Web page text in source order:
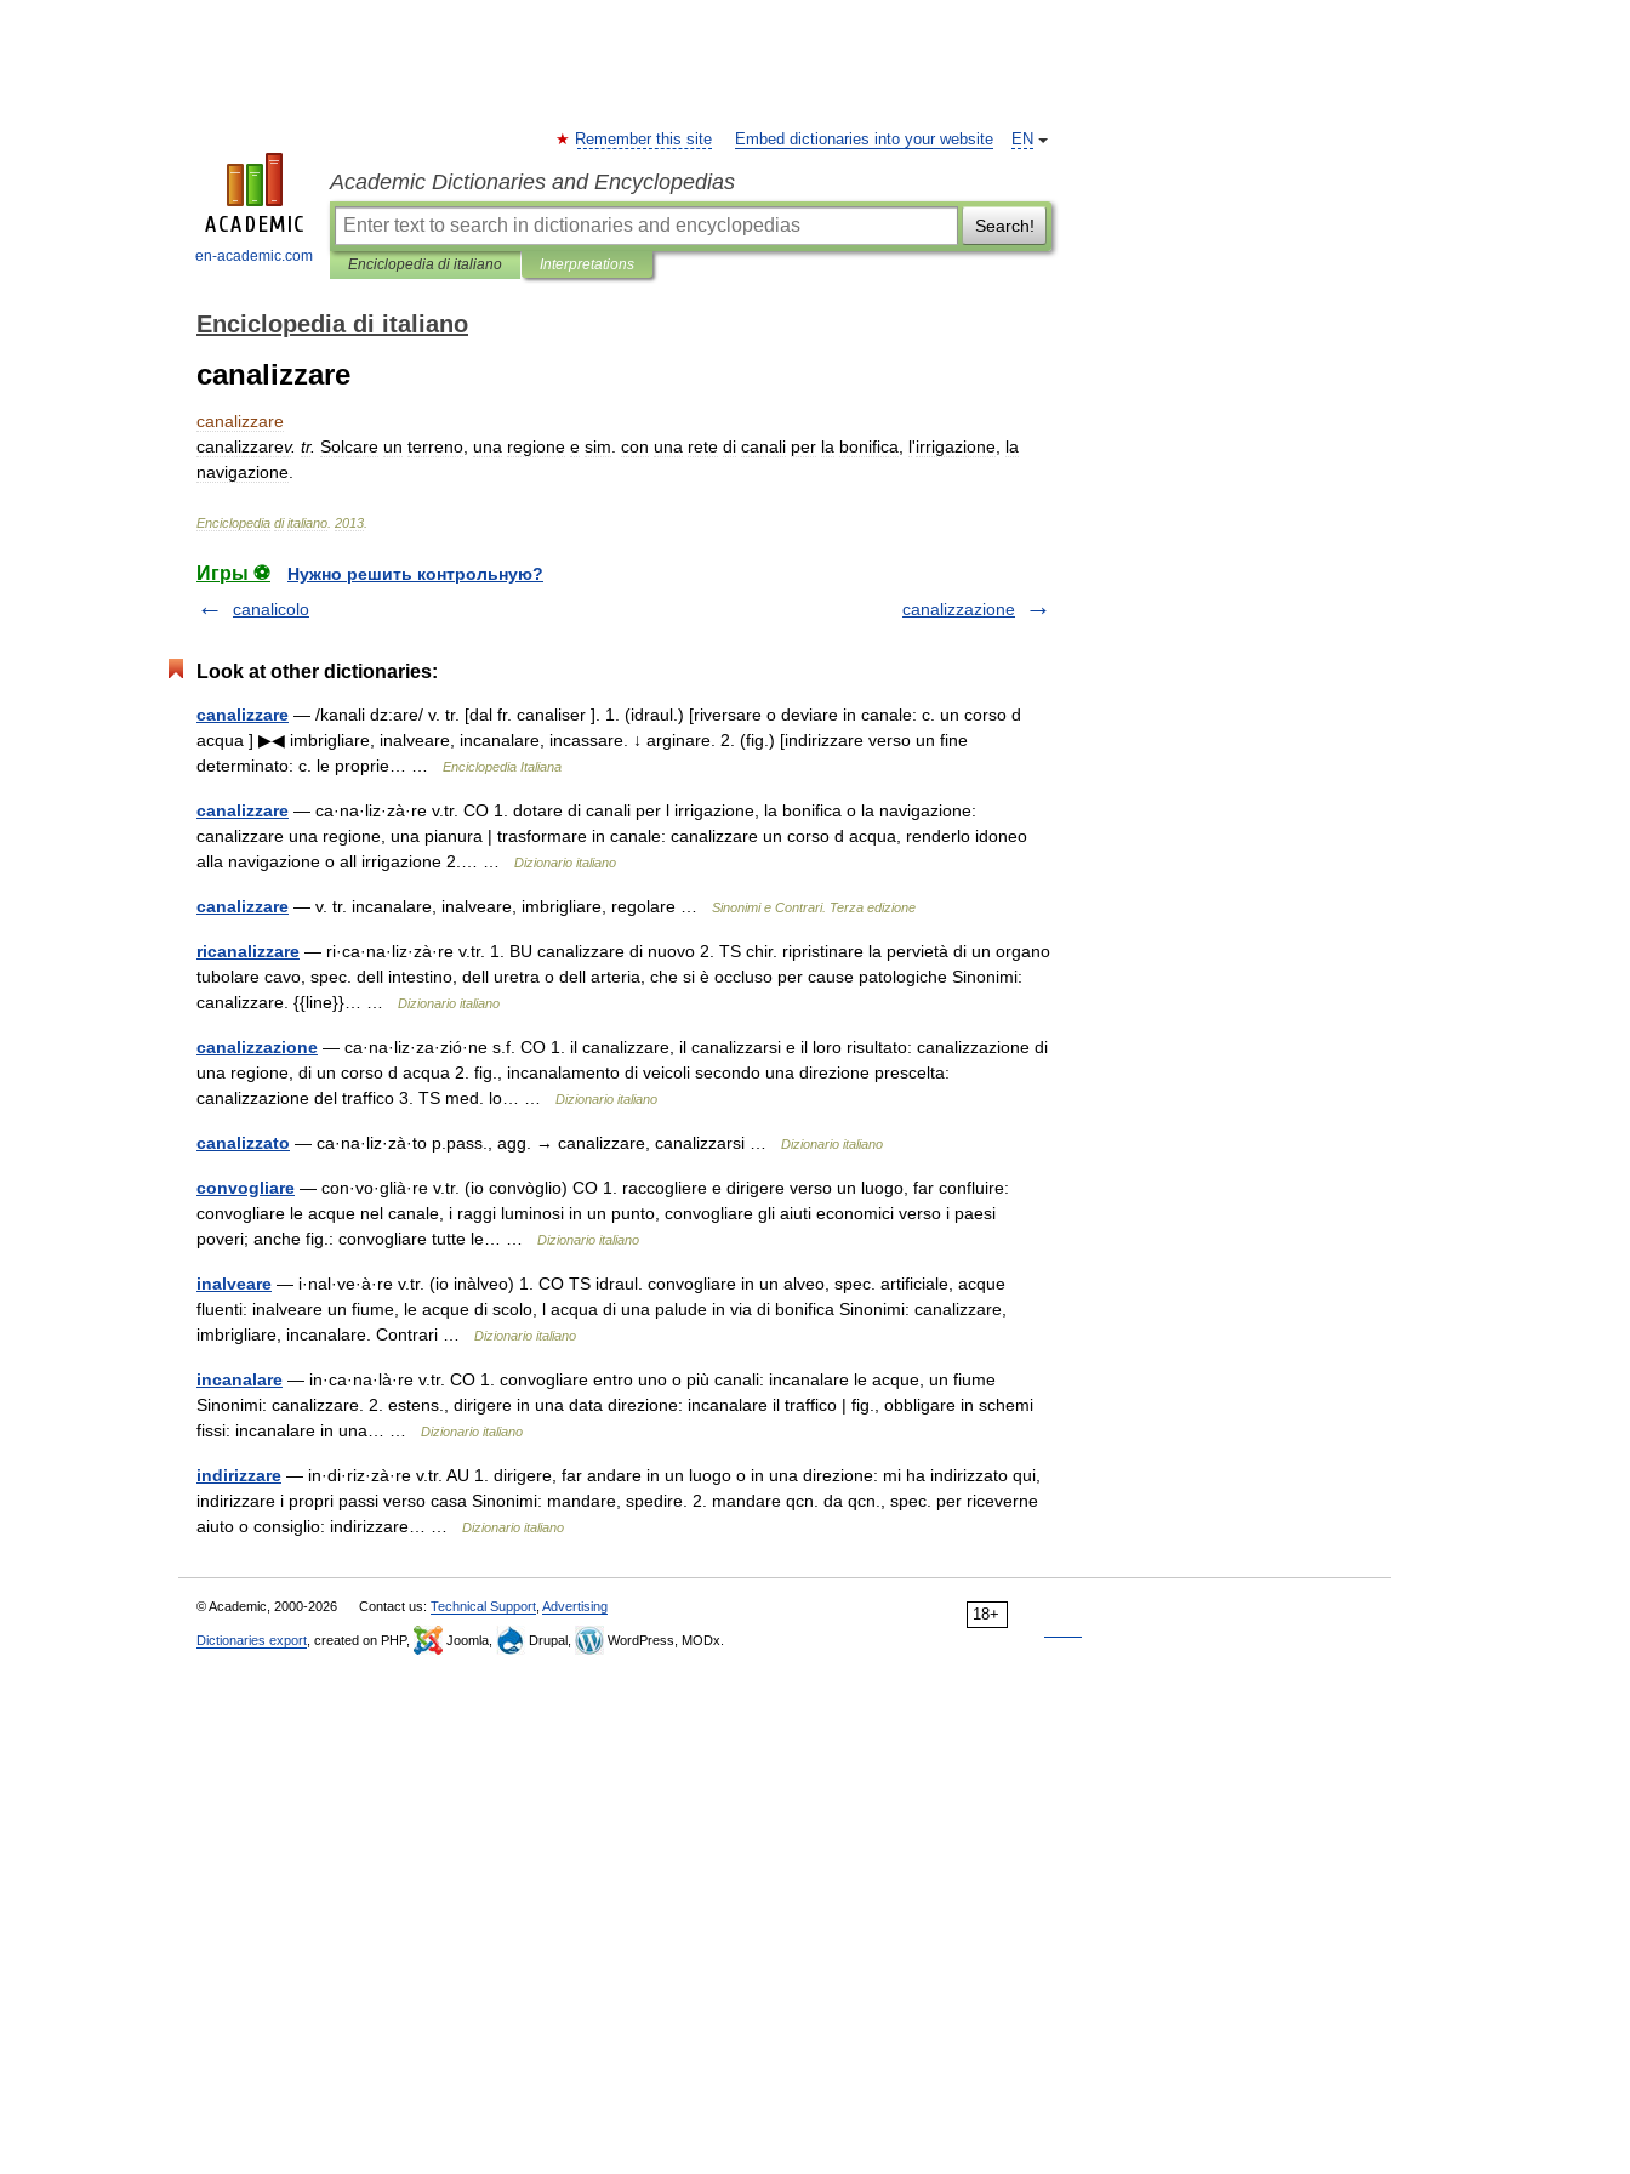
en-academic.com
EN
Remember this site Embed dictionaries into your website
Academic Dictionaries and Encyclopedias
Search!
Enciclopedia di italiano Interpretations
Enciclopedia di italiano
canalizzare
canalizzare
canalizzarev. tr. Solcare un terreno una regione e sim con una rete di canali per la bonifica l'irrigazione la
navigazione
Enciclopedia di italiano 2013
Игры ⚽
Нужно решить контрольную?
canalicolo
canalizzazione
Look at other dictionaries:
canalizzare — /kanali dz:are/ v. tr. [dal fr. canaliser ]. 1. (idraul.) [riversare o deviare in canale: c. un corso d
acqua ] ▶◀ imbrigliare, inalveare, incanalare, incassare. ↓ arginare. 2. (fig.) [indirizzare verso un fine
determinato: c. le proprie… …
Enciclopedia Italiana
canalizzare — ca·na·liz·zà·re v.tr. CO 1. dotare di canali per l irrigazione, la bonifica o la navigazione:
canalizzare una regione, una pianura | trasformare in canale: canalizzare un corso d acqua, renderlo idoneo
alla navigazione o all irrigazione 2.… …
Dizionario italiano
canalizzare — v. tr. incanalare, inalveare, imbrigliare, regolare … Sinonimi e Contrari. Terza edizione
ricanalizzare — ri·ca·na·liz·zà·re v.tr. 1. BU canalizzare di nuovo 2. TS chir. ripristinare la pervietà di un organo
tubolare cavo, spec. dell intestino, dell uretra o dell arteria, che si è occluso per cause patologiche Sinonimi:
canalizzare. {{line}}… …
Dizionario italiano
canalizzazione — ca·na·liz·za·zió·ne s.f. CO 1. il canalizzare, il canalizzarsi e il loro risultato: canalizzazione di
una regione, di un corso d acqua 2. fig., incanalamento di veicoli secondo una direzione prescelta:
canalizzazione del traffico 3. TS med. lo… …
Dizionario italiano
canalizzato — ca·na·liz·zà·to p.pass., agg. → canalizzare, canalizzarsi … Dizionario italiano
convogliare — con·vo·glià·re v.tr. (io convòglio) CO 1. raccogliere e dirigere verso un luogo, far confluire:
convogliare le acque nel canale, i raggi luminosi in un punto, convogliare gli aiuti economici verso i paesi
poveri; anche fig.: convogliare tutte le… …
Dizionario italiano
inalveare — i·nal·ve·à·re v.tr. (io inàlveo) 1. CO TS idraul. convogliare in un alveo, spec. artificiale, acque
fluenti: inalveare un fiume, le acque di scolo, l acqua di una palude in via di bonifica Sinonimi: canalizzare,
imbrigliare, incanalare. Contrari …
Dizionario italiano
incanalare — in·ca·na·là·re v.tr. CO 1. convogliare entro uno o più canali: incanalare le acque, un fiume
Sinonimi: canalizzare. 2. estens., dirigere in una data direzione: incanalare il traffico | fig., obbligare in schemi
fissi: incanalare in una… …
Dizionario italiano
indirizzare — in·di·riz·zà·re v.tr. AU 1. dirigere, far andare in un luogo o in una direzione: mi ha indirizzato qui,
indirizzare i propri passi verso casa Sinonimi: mandare, spedire. 2. mandare qcn. da qcn., spec. per riceverne
aiuto o consiglio: indirizzare… …
Dizionario italiano
18+
© Academic, 2000-2026 Contact us: Technical Support Advertising
Dictionaries export , created on PHP, Joomla, Drupal, WordPress, MODx.